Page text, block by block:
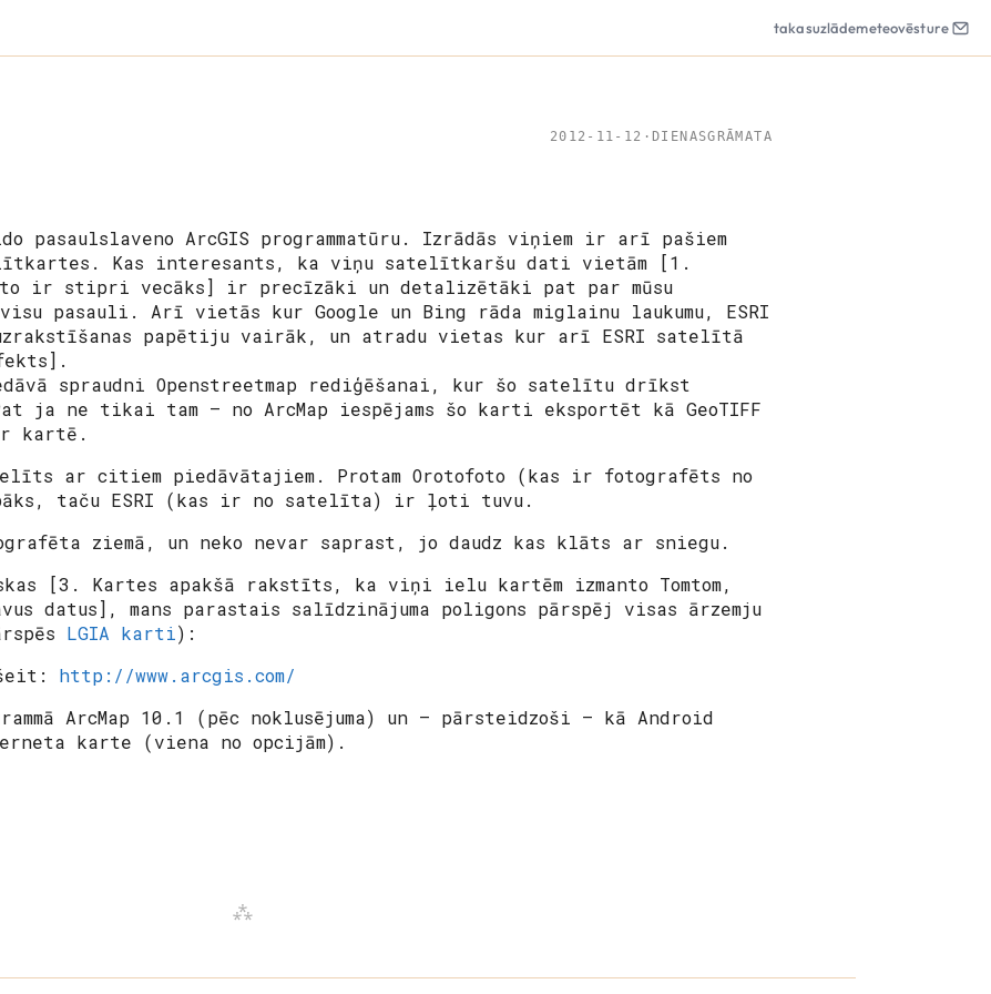
takasuzlādemeteovēsture
2012-11-12 · DIENASGRĀMATA
pasaulslaveno ArcGIS programmatūru. Izrādās viņiem ir arī pašiem
Kas interesants, ka viņu satelītkaršu dati vietām [1.
ir stipri vecāks] ir precīzāki un detalizētāki pat par mūsu
pasauli. Arī vietās kur Google un Bing rāda miglainu laukumu, ESRI
papētiju vairāk, un atradu vietas kur arī ESRI satelītā
spraudni Openstreetmap rediģēšanai, kur šo satelītu drīkst
ja ne tikai tam – no ArcMap iespējams šo karti eksportēt kā GeoTIFF
kartē.
ar citiem piedāvātajiem. Protam Orotofoto (kas ir fotografēts no
taču ESRI (kas ir no satelīta) ir ļoti tuvu.
ziemā, un neko nevar saprast, jo daudz kas klāts ar sniegu.
[3. Kartes apakšā rakstīts, ka viņi ielu kartēm izmanto Tomtom,
datus], mans parastais salīdzinājuma poligons pārspēj visas ārzemju
LGIA karti):
http://www.arcgis.com/
ArcMap 10.1 (pēc noklusējuma) un – pārsteidzoši – kā Android
karte (viena no opcijām).